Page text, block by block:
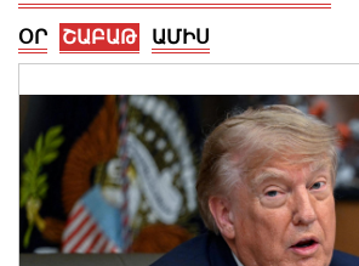
Ալեքսանդրա Քոուլը շարունակում է
ՕՐ ՇԱԲԱԹ ԱՄԻՍ